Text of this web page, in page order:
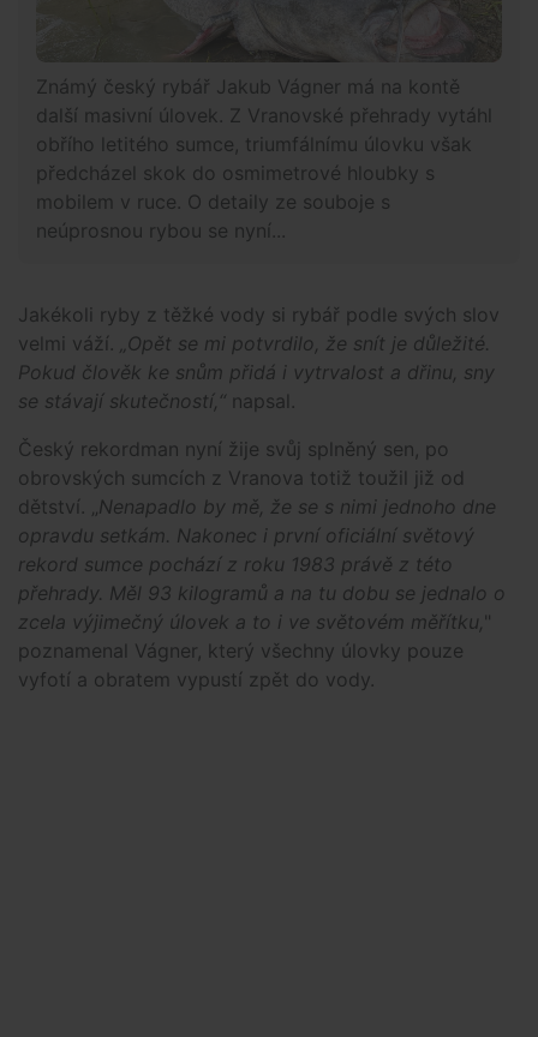
Známý český rybář Jakub Vágner má na kontě
další masivní úlovek. Z Vranovské přehrady vytáhl
obřího letitého sumce, triumfálnímu úlovku však
předcházel skok do osmimetrové hloubky s
mobilem v ruce. O detaily ze souboje s
neúprosnou rybou se nyní...
Jakékoli ryby z těžké vody si rybář podle svých slov
velmi váží.
„Opět se mi potvrdilo, že snít je důležité.
Pokud člověk ke snům přidá i vytrvalost a dřinu, sny
se stávají skutečností,“ napsal.
Český rekordman nyní žije svůj splněný sen, po
obrovských sumcích z Vranova totiž toužil již od
dětství. „ Nenapadlo by mě, že se s nimi jednoho dne
opravdu setkám. Nakonec i první oficiální světový
rekord sumce pochází z roku 1983 právě z této
přehrady. Měl 93 kilogramů a na tu dobu se jednalo o
zcela výjimečný úlovek a to i ve světovém měřítku, "
poznamenal Vágner, který všechny úlovky pouze
vyfotí a obratem vypustí zpět do vody.